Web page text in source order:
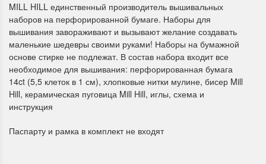
!! СКИДКА 20% ‼️ с 1 до 3 июня в
честь первого летнего дня
Чудетство...
ПОДРОБНЕЕ
Анастасия Туманова
1 июня 2024 11:29
На сайте пополнение
Dimensions
Спешите купить...
ПОДРОБНЕЕ
Анастасия Туманова
MILL HILL единственный производитель вышивальных
наборов на перфорированной бумаге. Наборы для
вышивания завораживают и вызывают желание создавать
маленькие шедевры своими руками! Наборы на бумажной
основе стирке не подлежат. В состав набора входит все
необходимое для вышивания: перфорированная бумага
14ct (5,5 клеток в 1 см), хлопковые нитки мулине, бисер Mill
Hill, керамическая пуговица Mill Hill, иглы, схема и
инструкция
Паспарту и рамка в комплект не входят